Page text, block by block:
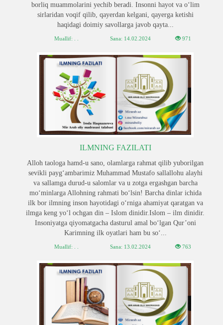
borliq muammolarini yechib beradi. Insonni hayot va oʻlim
sirlaridan voqif qilib, qayerdan kelgani, qayerga ketishi
haqidagi doimiy savollarga javob qayta...
Muallif: . . Sana: 14.02.2024 971
ILMNING FAZILATI
Alloh taologa hamd-u sano, olamlarga rahmat qilib yuborilgan
sevikli payg‘ambarimiz Muhammad Mustafo sallallohu alayhi
va sallamga durud-u salomlar va u zotga ergashgan barcha
mo‘minlarga Allohning rahmati bo‘lsin! Barcha dinlar ichida
ilk bor ilmning inson hayotidagi o‘rniga ahamiyat qaratgan va
ilmga keng yo‘l ochgan din – Islom dinidir.Islom – ilm dinidir.
Insoniyatga qiyomatgacha dasturul amal bo‘lgan Qur’oni
Karimning ilk oyatlari ham bu so‘...
Muallif: . . Sana: 13.02.2024 763